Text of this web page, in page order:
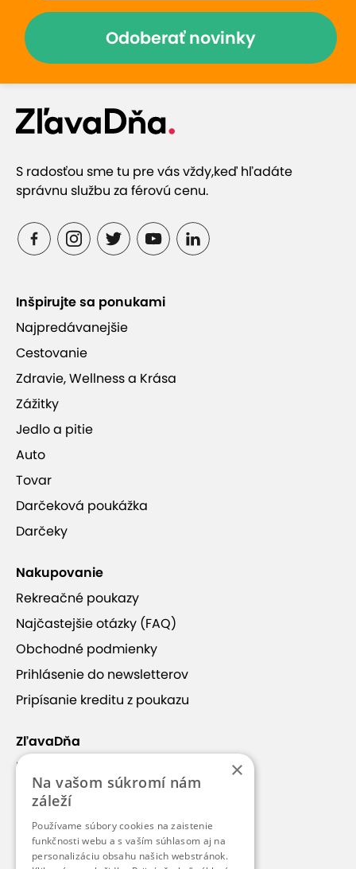
Odoberať novinky
S radosťou sme tu pre vás vždy,keď hľadáte
správnu službu za férovú cenu.
Inšpirujte sa ponukami
Najpredávanejšie
Cestovanie
Zdravie, Wellness a Krása
Zážitky
Jedlo a pitie
Auto
Tovar
Darčeková poukážka
Darčeky
Nakupovanie
Rekreačné poukazy
Najčastejšie otázky (FAQ)
Obchodné podmienky
Prihlásenie do newsletterov
Pripísanie kreditu z poukazu
ZľavaDňa
Náš príbeh
Kontakt
Kariéra
Blog
×
Na vašom súkromí nám
záleží
Používame súbory cookies na zaistenie
funkčnosti webu a s vaším súhlasom aj na
personalizáciu obsahu našich webstránok.